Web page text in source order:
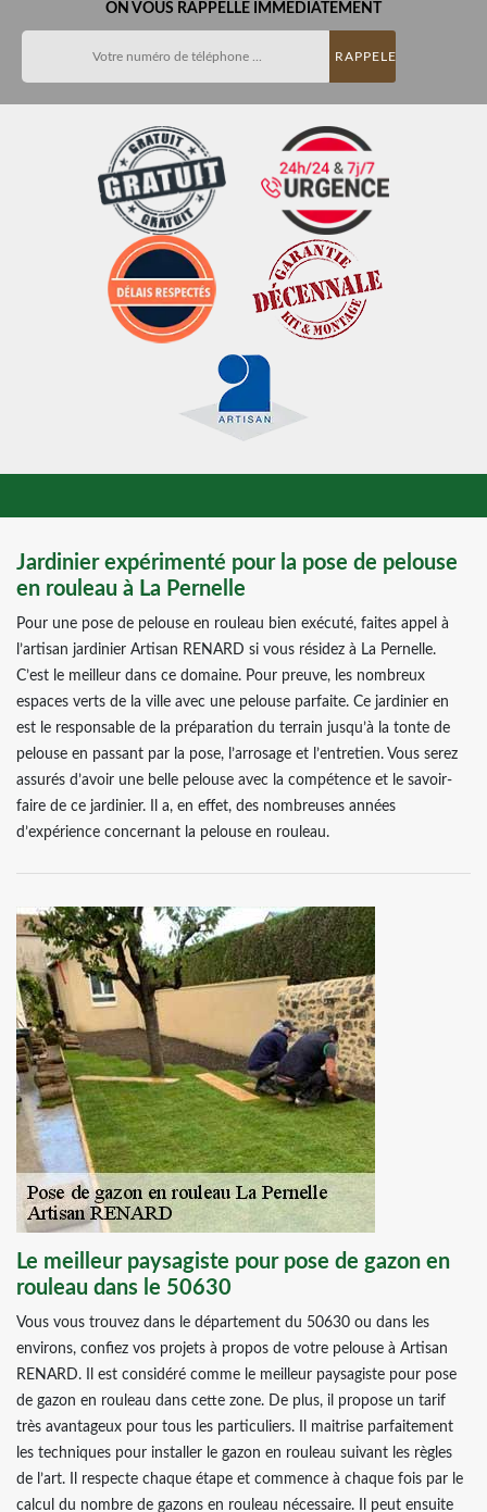
ON VOUS RAPPELLE IMMEDIATEMENT
Jardinier expérimenté pour la pose de pelouse
en rouleau à La Pernelle
Pour une pose de pelouse en rouleau bien exécuté, faites appel à
l’artisan jardinier Artisan RENARD si vous résidez à La Pernelle.
C’est le meilleur dans ce domaine. Pour preuve, les nombreux
espaces verts de la ville avec une pelouse parfaite. Ce jardinier en
est le responsable de la préparation du terrain jusqu’à la tonte de
pelouse en passant par la pose, l’arrosage et l’entretien. Vous serez
assurés d’avoir une belle pelouse avec la compétence et le savoir-
faire de ce jardinier. Il a, en effet, des nombreuses années
d’expérience concernant la pelouse en rouleau.
Le meilleur paysagiste pour pose de gazon en
rouleau dans le 50630
Vous vous trouvez dans le département du 50630 ou dans les
environs, confiez vos projets à propos de votre pelouse à Artisan
RENARD. Il est considéré comme le meilleur paysagiste pour pose
de gazon en rouleau dans cette zone. De plus, il propose un tarif
très avantageux pour tous les particuliers. Il maitrise parfaitement
les techniques pour installer le gazon en rouleau suivant les règles
de l’art. Il respecte chaque étape et commence à chaque fois par le
calcul du nombre de gazons en rouleau nécessaire. Il peut ensuite